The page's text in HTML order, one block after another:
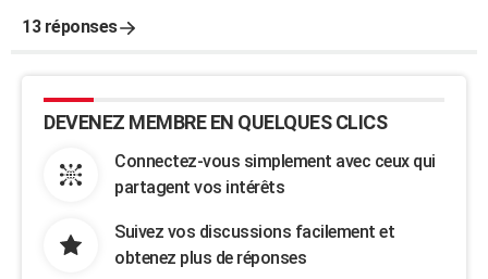
13 réponses
DEVENEZ MEMBRE EN QUELQUES CLICS
Connectez-vous simplement avec ceux qui
partagent vos intérêts
Suivez vos discussions facilement et
obtenez plus de réponses